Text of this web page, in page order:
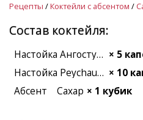
Рецепты /Коктейли с абсентом /
Состав коктейля:
Настойка Ангостура × 5
Настойка Peychaud's × 10
Абсент
Сахар × 1 кубик